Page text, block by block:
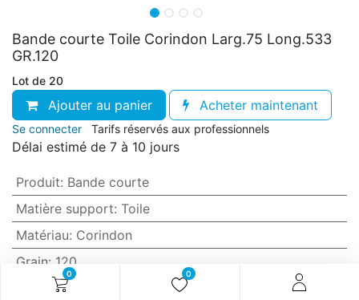
0 0
Bande courte Toile Corindon Larg.75 Long.533
GR.120
Lot de 20
Ajouter au panier Acheter maintenant
Se connecter Tarifs réservés aux professionnels
Délai estimé de 7 à 10 jours
Produit: Bande courte
Matière support: Toile
Matériau: Corindon
Grain: 120
Anti-encrassement
Non (standard)